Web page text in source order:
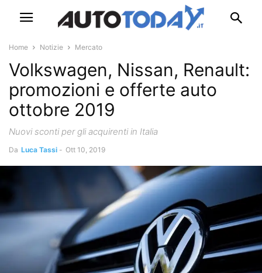
Home Notizie Mercato
Volkswagen, Nissan, Renault:
promozioni e offerte auto
ottobre 2019
Nuovi sconti per gli acquirenti in Italia
Da Luca Tassi - Ott 10, 2019